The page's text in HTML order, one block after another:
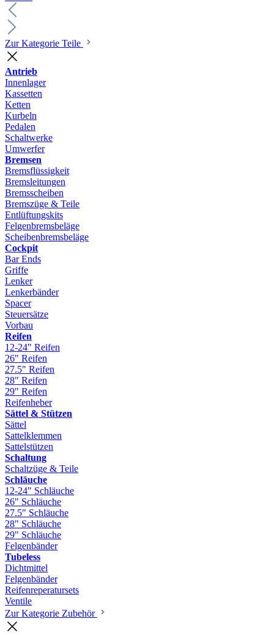
Zur Kategorie Teile
Antrieb
Innenlager
Kassetten
Ketten
Kurbeln
Pedalen
Schaltwerke
Umwerfer
Bremsen
Bremsflüssigkeit
Bremsleitungen
Bremsscheiben
Bremszüge & Teile
Entlüftungskits
Felgenbremsbeläge
Scheibenbremsbeläge
Cockpit
Bar Ends
Griffe
Lenker
Lenkerbänder
Spacer
Steuersätze
Vorbau
Reifen
12-24" Reifen
26" Reifen
27.5" Reifen
28" Reifen
29" Reifen
Reifenheber
Sättel & Stützen
Sättel
Sattelklemmen
Sattelstützen
Schaltung
Schaltzüge & Teile
Schläuche
12-24" Schläuche
26" Schläuche
27.5" Schläuche
28" Schläuche
29" Schläuche
Felgenbänder
Tubeless
Dichtmittel
Felgenbänder
Reifenreperatursets
Ventile
Zur Kategorie Zubehör